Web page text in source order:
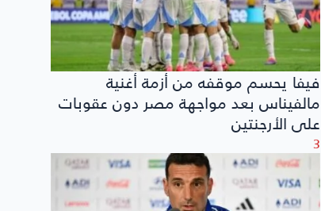
فيفا يحسم موقفه من أزمة أغنية
مالفيناس بعد مواجهة مصر دون عقوبات
على الأرجنتين
3